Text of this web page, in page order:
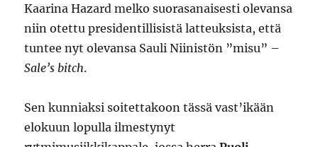
Kaarina Hazard melko suorasanaisesti olevansa
niin otettu presidentillisistä latteuksista, että
tuntee nyt olevansa Sauli Niinistön ”misu” –
Sale’s bitch.
Sen kunniaksi soitettakoon tässä vast’ikään
elokuun lopulla ilmestynyt